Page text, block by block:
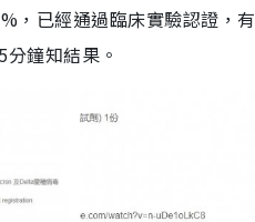
，已經通過臨床實驗認證，
鐘知結果。